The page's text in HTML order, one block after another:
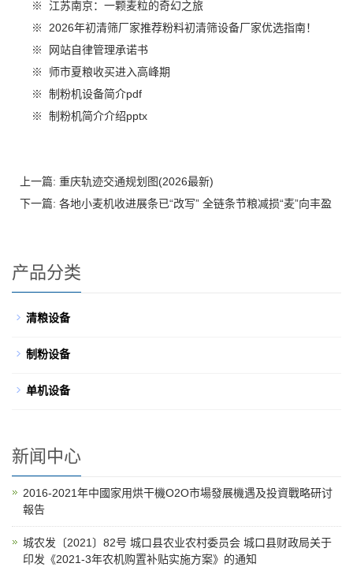
※ 江苏南京：一颗麦粒的奇幻之旅
※ 2026年初清筛厂家推荐粉料初清筛设备厂家优选指南！
※
网站自律管理承诺书
※ 师市夏粮收买进入高峰期
※ 制粉机设备简介pdf
※ 制粉机简介介绍pptx
上一篇: 重庆轨迹交通规划图(2026最新)
下一篇: 各地小麦机收进展条已“改写” 全链条节粮减损“麦”向丰盈
产品分类
清粮设备
制粉设备
单机设备
新闻中心
2016-2021年中國家用烘干機O2O市場發展機遇及投資戰略研讨
報告
城农发〔2021〕82号 城口县农业农村委员会 城口县财政局关于
印发《2021-3年农机购置补贴实施方案》的通知